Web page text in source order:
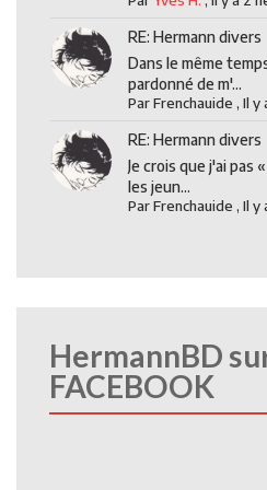
RE: Hermann divers
Dans le même
pardonné de m'...
ParFrenchauide ,Il y
RE: Hermann divers
Je crois que j'ai pas
les jeun...
ParFrenchauide ,Il y
HermannBD
FACEBOOK